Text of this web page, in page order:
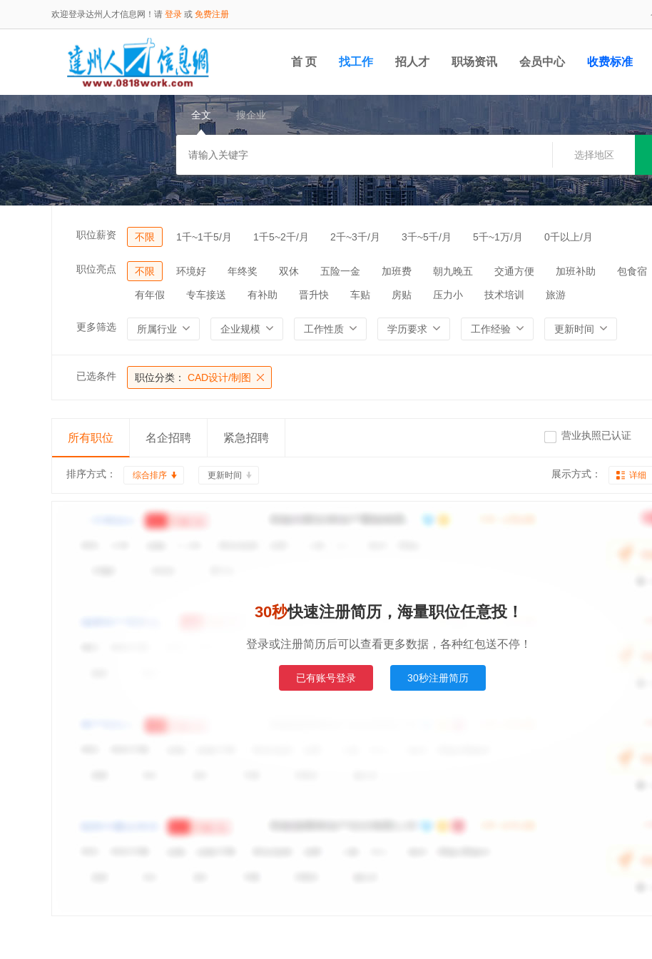
欢迎登录达州人才信息网！请 登录 或 免费注册
首 页 找工作 招人才 职场资讯 会员中心 收费标准
全文 搜企业
选择地区
职位薪资 不限 1千~1千5/月 1千5~2千/月 2千~3千/月 3千~5千/月 5千~1万/月 0千以上/月
职位亮点 不限 环境好 年终奖 双休 五险一金 加班费 朝九晚五 交通方便 加班补助 包食宿
有年假 专车接送 有补助 晋升快 车贴 房贴 压力小 技术培训 旅游
更多筛选 所属行业 企业规模 工作性质 学历要求 工作经验 更新时间
已选条件 职位分类： CAD设计/制图
所有职位 名企招聘 紧急招聘 营业执照已认证
排序方式： 综合排序 更新时间 展示方式： 详细
30秒快速注册简历，海量职位任意投！
登录或注册简历后可以查看更多数据，各种红包送不停！
已有账号登录 30秒注册简历